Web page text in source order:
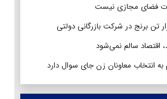
فضای مجازی نیست
اقتصاد سالم نمی‌شود
انتخاب معاونان زن جای سوال دارد